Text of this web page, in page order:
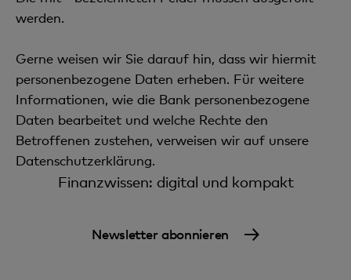
werden.
Gerne weisen wir Sie darauf hin, dass wir hiermit
personenbezogene Daten erheben. Für weitere
Informationen, wie die Bank personenbezogene
Daten bearbeitet und welche Rechte den
Betroffenen zustehen, verweisen wir auf unsere
Datenschutzerklärung.
Finanzwissen: digital und kompakt
Newsletter abonnieren